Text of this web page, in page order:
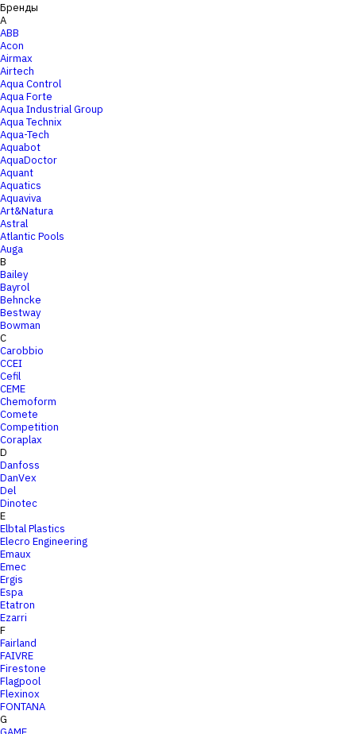
Бренды
A
ABB
Acon
Airmax
Airtech
Aqua Control
Aqua Forte
Aqua Industrial Group
Aqua Technix
Aqua-Tech
Aquabot
AquaDoctor
Aquant
Aquatics
Aquaviva
Art&Natura
Astral
Atlantic Pools
Auga
B
Bailey
Bayrol
Behncke
Bestway
Bowman
C
Carobbio
CCEI
Cefil
CEME
Chemoform
Comete
Competition
Coraplax
D
Danfoss
DanVex
Del
Dinotec
E
Elbtal Plastics
Elecro Engineering
Emaux
Emec
Ergis
Espa
Etatron
Ezarri
F
Fairland
FAIVRE
Firestone
Flagpool
Flexinox
FONTANA
G